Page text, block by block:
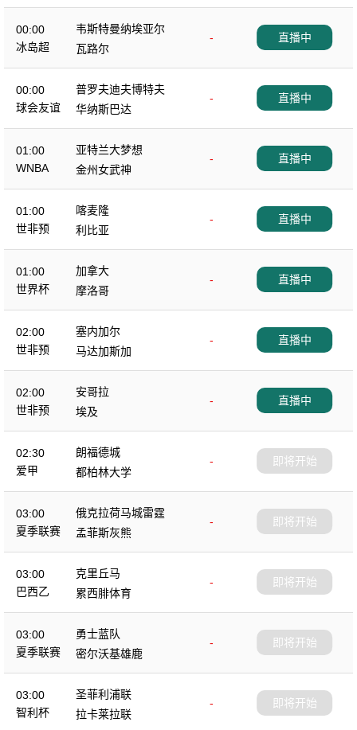
00:00
冰岛超
韦斯特曼纳埃亚尔
-
瓦路尔
直播中
00:00
球会友谊
普罗夫迪夫博特夫
-
华纳斯巴达
直播中
01:00
WNBA
亚特兰大梦想
-
金州女武神
直播中
01:00
世非预
喀麦隆
-
利比亚
直播中
01:00
世界杯
加拿大
-
摩洛哥
直播中
02:00
世非预
塞内加尔
-
马达加斯加
直播中
02:00
世非预
安哥拉
-
埃及
直播中
02:30
爱甲
朗福德城
-
都柏林大学
即将开始
03:00
夏季联赛
俄克拉荷马城雷霆
-
孟菲斯灰熊
即将开始
03:00
巴西乙
克里丘马
-
累西腓体育
即将开始
03:00
夏季联赛
勇士蓝队
-
密尔沃基雄鹿
即将开始
03:00
智利杯
圣菲利浦联
-
拉卡莱拉联
即将开始